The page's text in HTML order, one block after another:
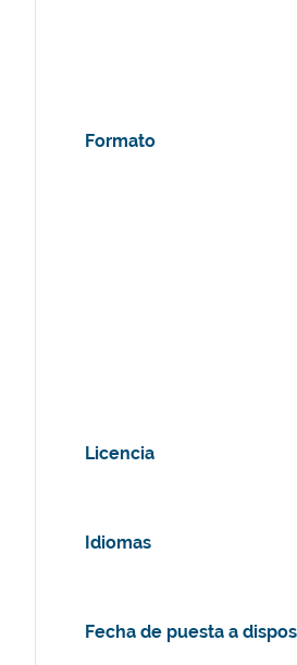
Formato
Licencia
Idiomas
Fecha de puesta a